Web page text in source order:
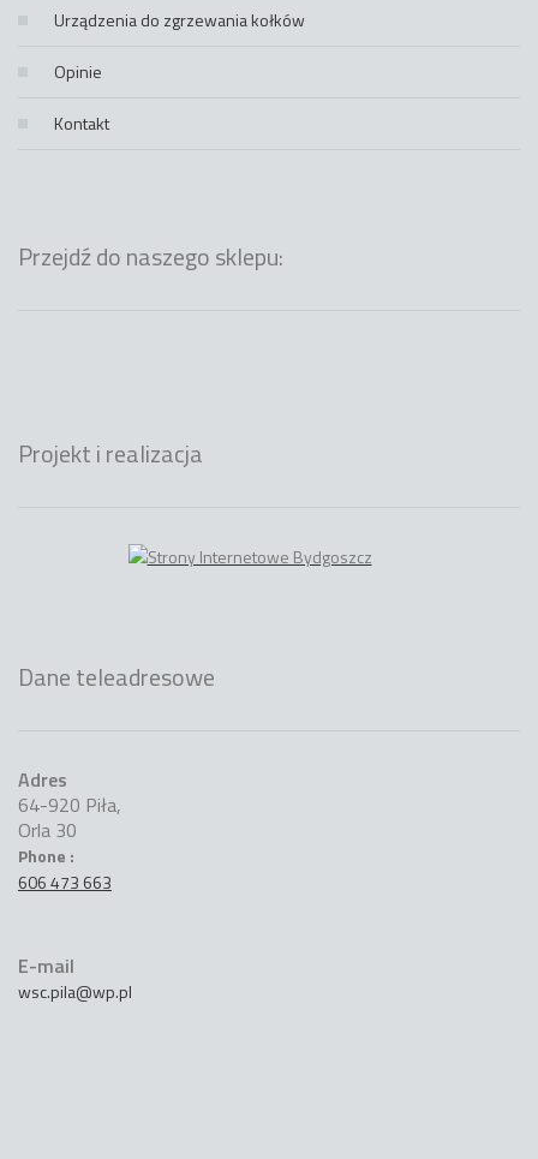
Urządzenia do zgrzewania kołków
Opinie
Kontakt
Przejdź do naszego sklepu:
Projekt i realizacja
Dane teleadresowe
Adres
64-920 Piła,
Orla 30
Phone :
606 473 663
E-mail
wsc.pila@wp.pl